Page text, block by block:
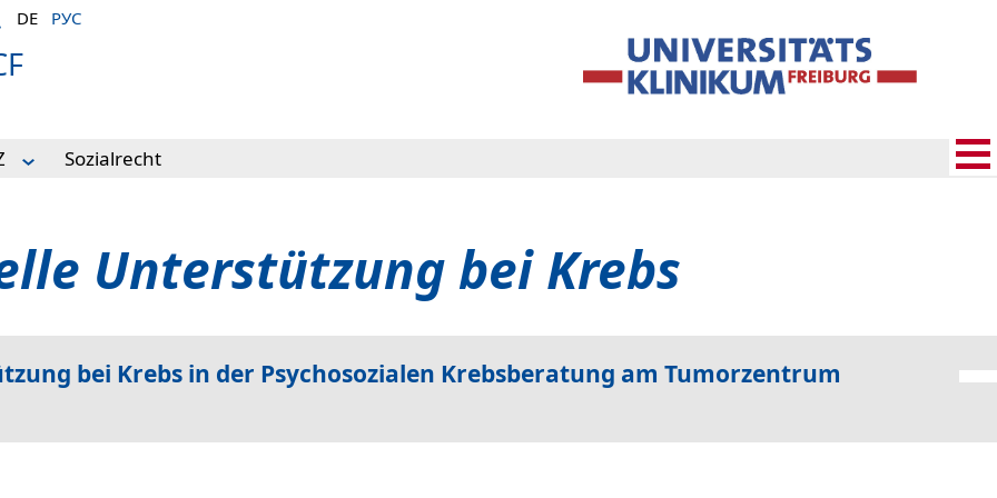
DE РУС
Sozialrecht
Unterstützung bei Krebs
bei Krebs in der Psychosozialen Krebsberatung am Tumorzentrum